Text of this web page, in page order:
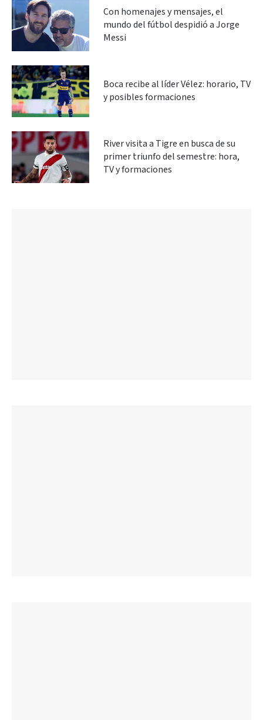
Con homenajes y mensajes, el
mundo del fútbol despidió a Jorge
Messi
Boca recibe al líder Vélez: horario, TV
y posibles formaciones
River visita a Tigre en busca de su
primer triunfo del semestre: hora,
TV y formaciones